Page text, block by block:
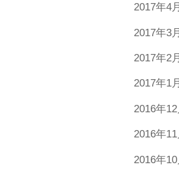
2017年4月
2017年3
2017年2月
2017年1月
2016年12
2016年11
2016年10